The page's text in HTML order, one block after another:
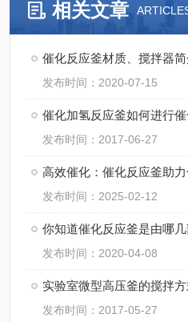
相关文章
催化反应釜材质、搅拌器简
发布时间：2020-07-15
催化加氢反应釜如何进行
发布时间：2017-06-27
高效催化：催化反应釜助
发布时间：2025-02-12
你知道催化反应釜是由哪
发布时间：2020-04-08
实验室微型高压釜的搅拌
发布时间：2017-05-27